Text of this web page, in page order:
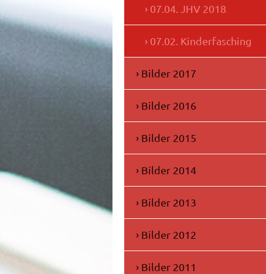
07.04. JHV 2018
07.02. Kinderfasching
Bilder 2017
Bilder 2016
Bilder 2015
Bilder 2014
Bilder 2013
Bilder 2012
Bilder 2011